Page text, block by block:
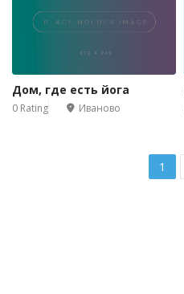
Дом, где есть йога
0 Rating Иваново
1